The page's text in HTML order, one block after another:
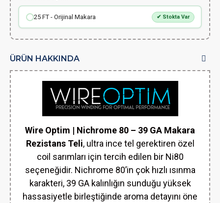
25 FT - Orijinal Makara ✔ Stokta Var
ÜRÜN HAKKINDA
Wire Optim | Nichrome 80 – 39 GA Makara
Rezistans Teli, ultra ince tel gerektiren özel
coil sarımları için tercih edilen bir Ni80
seçeneğidir. Nichrome 80’in çok hızlı ısınma
karakteri, 39 GA kalınlığın sunduğu yüksek
hassasiyetle birleştiğinde aroma detayını öne